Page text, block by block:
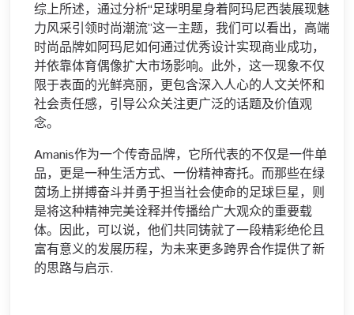
综上所述，通过分析“足球明星身着阿玛尼西装展现魅
力风采引领时尚潮流”这一主题，我们可以看出，高端
时尚品牌如阿玛尼如何通过优秀设计实现商业成功，
并依靠体育偶像扩大市场影响。此外，这一现象不仅
限于表面的光鲜亮丽，更包含深入人心的人文关怀和
社会责任感，引导公众关注更广泛的话题及价值观
念。
Amanis作为一个传奇品牌，它所代表的不仅是一件单
品，更是一种生活方式、一份精神寄托。而那些在绿
茵场上拼搏奋斗并勇于担当社会使命的足球巨星，则
是将这种精神完美诠释并传播给广大观众的重要载
体。因此，可以说，他们共同铸就了一段精彩绝伦且
富有意义的发展历程，为未来更多跨界合作提供了新
的思路与启示.